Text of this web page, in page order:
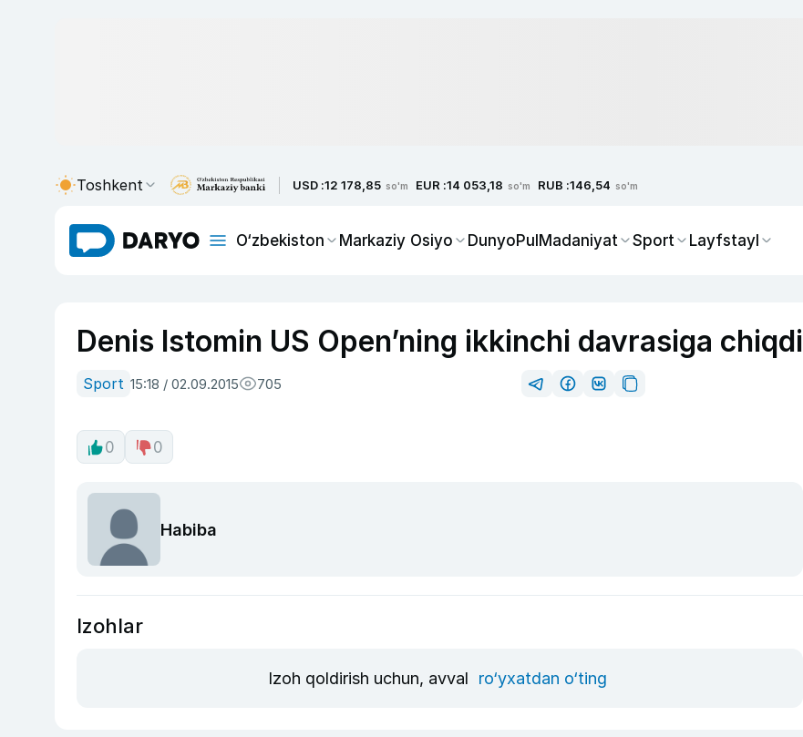
Toshkent USD :12 178,85 so'm EUR :14 053,18 so'm RUB :146,54 so'm
O‘zbekiston Markaziy Osiyo DunyoPulMadaniyat Sport Layfstayl
Denis Istomin US Open’ning ikkinchi davrasiga chiqdi
Sport 15:18 / 02.09.2015 705
0 0
Habiba
Izohlar
Izoh qoldirish uchun, avval ro‘yxatdan o‘ting